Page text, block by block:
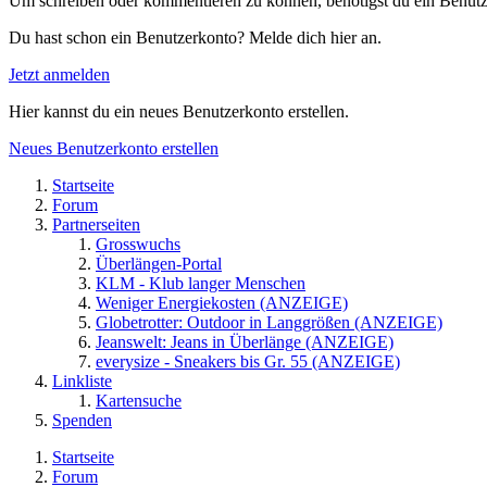
Du hast schon ein Benutzerkonto? Melde dich hier an.
Jetzt anmelden
Hier kannst du ein neues Benutzerkonto erstellen.
Neues Benutzerkonto erstellen
Startseite
Forum
Partnerseiten
Grosswuchs
Überlängen-Portal
KLM - Klub langer Menschen
Weniger Energiekosten (ANZEIGE)
Globetrotter: Outdoor in Langgrößen (ANZEIGE)
Jeanswelt: Jeans in Überlänge (ANZEIGE)
everysize - Sneakers bis Gr. 55 (ANZEIGE)
Linkliste
Kartensuche
Spenden
Startseite
Forum